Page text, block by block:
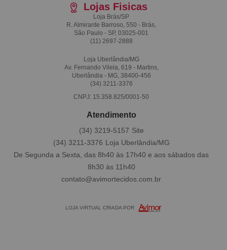
Lojas Fisicas
Loja Brás/SP
R. Almirante Barroso, 550 - Brás,
São Paulo - SP, 03025-001
(11) 2697-2888
Loja Uberlândia/MG
Av. Fernando Vilela, 619 - Martins,
Uberlândia - MG, 38400-456
(34) 3211-3376
CNPJ: 15.358.825/0001-50
Atendimento
(34) 3211-3376
(34) 3219-5157
De Segunda a Sexta, das 8h40 às 17h40 e aos sábados das
8h30 às 11h40
contato@avimortecidos.com.br
LOJA VIRTUAL CRIADA POR